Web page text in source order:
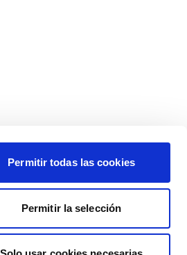
Permitir todas las cookies
Permitir la selección